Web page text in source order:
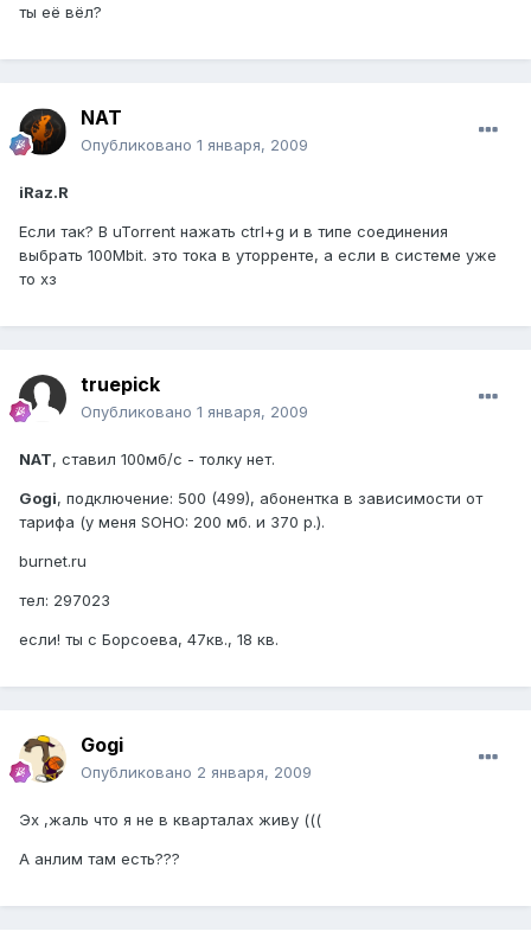
ты её вёл?
NAT
Опубликовано 1 января, 2009
iRaz.R
Если так? В uTorrent нажать ctrl+g и в типе соединения
выбрать 100Mbit. это тока в уторренте, а если в системе уже
то хз
truepick
Опубликовано 1 января, 2009
NAT, ставил 100мб/c - толку нет.
Gogi, подключение: 500 (499), абонентка в зависимости от
тарифа (у меня SOHO: 200 мб. и 370 р.).
burnet.ru
тел: 297023
если! ты с Борсоева, 47кв., 18 кв.
Gogi
Опубликовано 2 января, 2009
Эх ,жаль что я не в кварталах живу (((
А анлим там есть???